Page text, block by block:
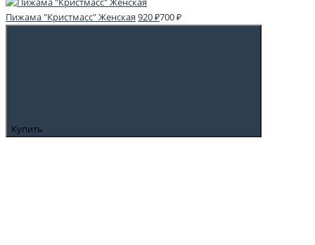
Пижама "Кристмасс" Женская 920 ₽700 ₽
Купить